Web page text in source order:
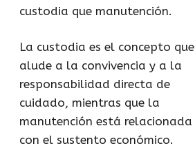
custodia que manutención.
La custodia es el concepto que
alude a la convivencia y a la
responsabilidad directa de
cuidado, mientras que la
manutención está relacionada
con el sustento económico.